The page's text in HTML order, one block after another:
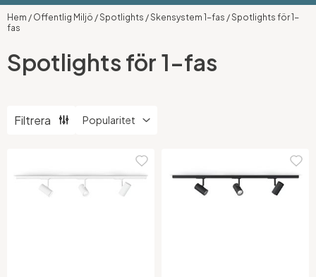
Hem / Offentlig Miljö /Spotlights /Skensystem 1-fas /Spotlights för 1-
fas
Spotlights för 1-fas
Filtrera